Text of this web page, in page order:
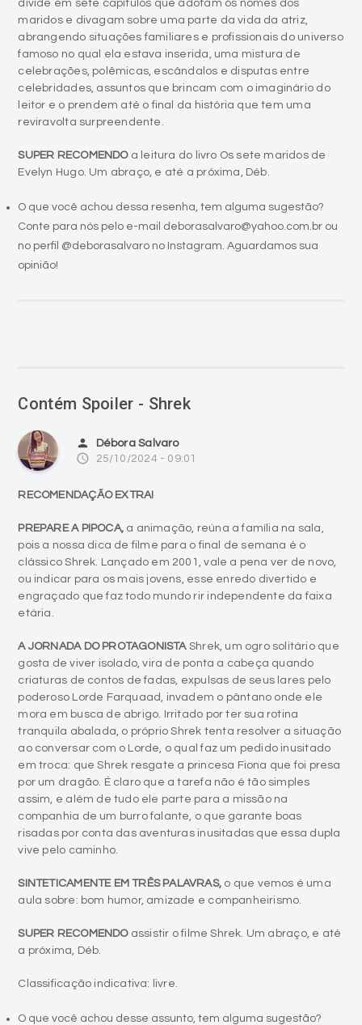
divide em sete capítulos que adotam os nomes dos
maridos e divagam sobre uma parte da vida da atriz,
abrangendo situações familiares e profissionais do universo
famoso no qual ela estava inserida, uma mistura de
celebrações, polêmicas, escândalos e disputas entre
celebridades, assuntos que brincam com o imaginário do
leitor e o prendem até o final da história que tem uma
reviravolta surpreendente.
SUPER RECOMENDOa leitura do livro Os sete maridos de
Evelyn Hugo. Um abraço, e até a próxima, Déb.
O que você achou dessa resenha, tem alguma sugestão?
Conte para nós pelo e-mail deborasalvaro@yahoo.com.br ou
no perfil @deborasalvaro no Instagram. Aguardamos sua
opinião!
Contém Spoiler - Shrek
person Débora Salvaro
access_time 25/10/2024 - 09:01
RECOMENDAÇÃO EXTRA!
PREPARE A PIPOCA,a animação, reúna a família na sala,
pois a nossa dica de filme para o final de semana é o
clássico Shrek. Lançado em 2001, vale a pena ver de novo,
ou indicar para os mais jovens, esse enredo divertido e
engraçado que faz todo mundo rir independente da faixa
etária.
A JORNADA DO PROTAGONISTA Shrek, um ogro solitário que
gosta de viver isolado, vira de ponta a cabeça quando
criaturas de contos de fadas, expulsas de seus lares pelo
poderoso Lorde Farquaad, invadem o pântano onde ele
mora em busca de abrigo. Irritado por ter sua rotina
tranquila abalada, o próprio Shrek tenta resolver a situação
ao conversar com o Lorde, o qual faz um pedido inusitado
em troca: que Shrek resgate a princesa Fiona que foi presa
por um dragão. É claro que a tarefa não é tão simples
assim, e além de tudo ele parte para a missão na
companhia de um burro falante, o que garante boas
risadas por conta das aventuras inusitadas que essa dupla
vive pelo caminho.
SINTETICAMENTE EM TRÊS PALAVRAS, o que vemos é uma
aula sobre: bom humor, amizade e companheirismo.
SUPER RECOMENDO assistir o filme Shrek. Um abraço, e até
a próxima, Déb.
Classificação indicativa: livre.
O que você achou desse assunto, tem alguma sugestão?